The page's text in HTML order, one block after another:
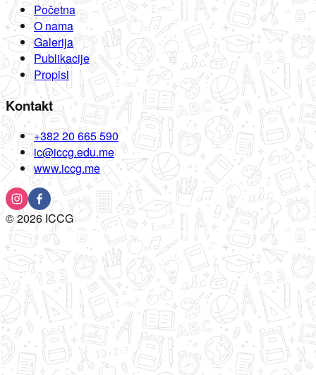
Početna
O nama
Galerija
Publikacije
Propisi
Kontakt
+382 20 665 590
ic@iccg.edu.me
www.iccg.me
©2026ICCG